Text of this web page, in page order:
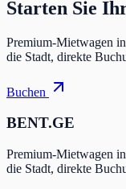
Starten Sie
Premium-Mietwagen
die Stadt, direkte
Buchen
BENT.GE
Premium-Mietwagen
die Stadt, direkte